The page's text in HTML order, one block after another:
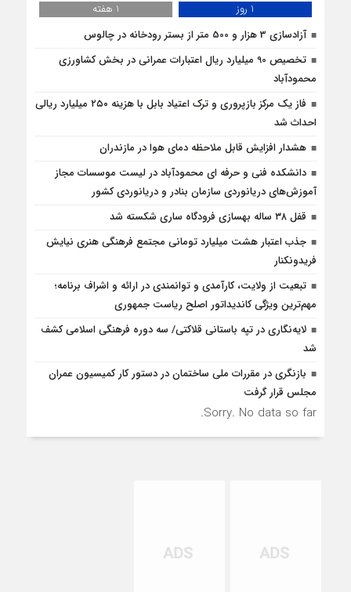
1 روز
1 هفته
آزادسازی 3 هزار و 500 متر از بستر رودخانه در چالوس
تخصیص 90 میلیارد ریال اعتبارات عمرانی در بخش کشاورزی
محمودآباد
فاز یک مرکز بازپروری و ترک اعتیاد بابل با هزینه ۲۵۰ میلیارد ریالی
احداث شد
هشدار افزایش قابل ملاحظه دمای هوا در مازندران
دانشکده فنی و حرفه ای محمودآباد در لیست موسسات مجاز
آموزش‌های دریانوردی سازمان بنادر و دریانوردی کشور
قفل ۳۸ ساله بهسازی فرودگاه ساری شکسته شد
جذب اعتبار هشت میلیارد تومانی مجتمع فرهنگی هنری نیایش
فریدونکنار
تبعیت از ولایت، کارآمدی و توانمندی در ارائه و اشراف برنامه؛
مهم‌ترین ویژگی کاندیداتور اصلح ریاست جمهوری
لایه‌نگاری در تپه باستانی قلاکتی/ سه دوره فرهنگی اسلامی کشف
شد
بازنگری در مقررات ملی ساختمان در دستور کار کمیسیون عمران
مجلس قرار گرفت
Sorry. No data so far.